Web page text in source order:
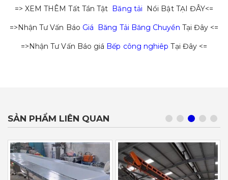
=> XEM THÊM Tất Tần Tật Băng tải Nổi Bật TẠI ĐÂY<=
=>Nhận Tư Vấn Báo Giá Băng Tải Băng Chuyền Tại Đây <=
=>Nhận Tư Vấn Báo giá Bếp công nghiêpTại Đây <=
SẢN PHẨM LIÊN QUAN